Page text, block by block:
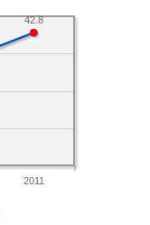
2011
42.8